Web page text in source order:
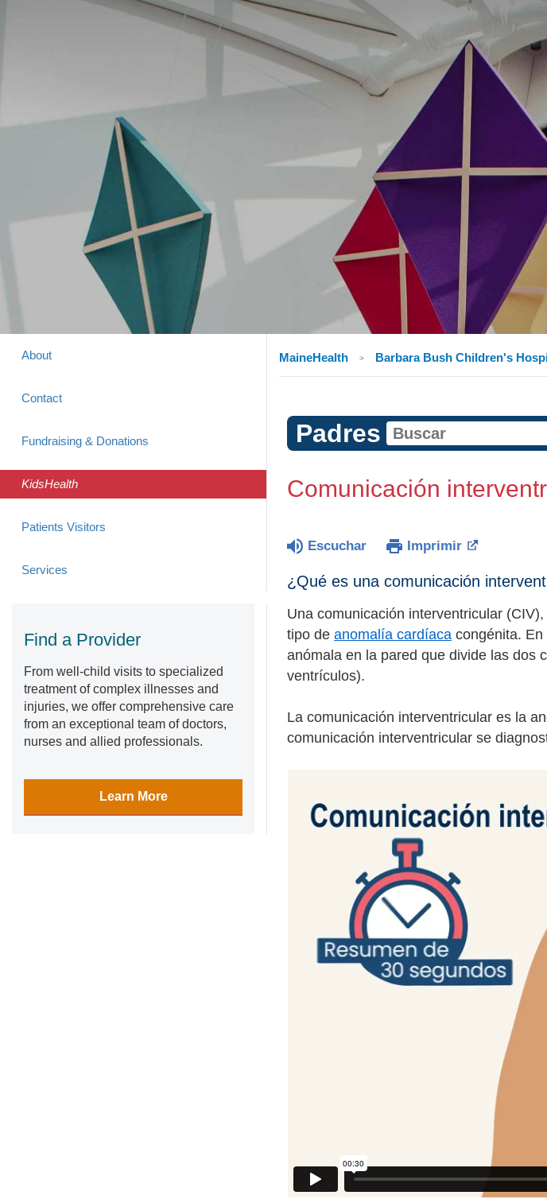
About
Contact
Fundraising & Donations
KidsHealth
Patients Visitors
Services
Find a Provider
From well-child visits to specialized
treatment of complex illnesses and
injuries, we offer comprehensive care
from an exceptional team of doctors,
nurses and allied professionals.
Learn More
MaineHealth Barbara Bush Children's
Padres
Comunicación
Escuchar Imprimir
¿Qué es una comunicación
Una comunicación interventricular
tipo de anomalía cardíaca congénita.
anómala en la pared que divide las dos
ventrículos).
La comunicación interventricular es la
comunicación interventricular se